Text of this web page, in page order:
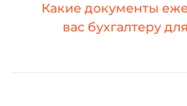
Какие документы
вас бухгалтеру